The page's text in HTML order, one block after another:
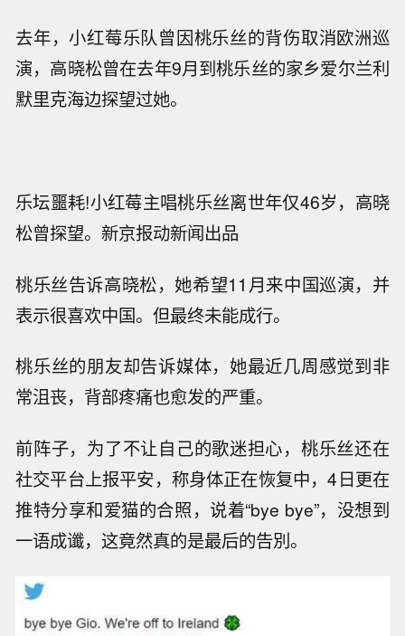
去年，小红莓乐队曾因桃乐丝的背伤取消欧洲巡
演，高晓松曾在去年9月到桃乐丝的家乡爱尔兰利
默里克海边探望过她。
乐坛噩耗!小红莓主唱桃乐丝离世年仅46岁，高晓
松曾探望。新京报动新闻出品
桃乐丝告诉高晓松，她希望11月来中国巡演，并
表示很喜欢中国。但最终未能成行。
桃乐丝的朋友却告诉媒体，她最近几周感觉到非
常沮丧，背部疼痛也愈发的严重。
前阵子，为了不让自己的歌迷担心，桃乐丝还在
社交平台上报平安，称身体正在恢复中，4日更在
推特分享和爱猫的合照，说着“bye bye”，没想到
一语成谶，这竟然真的是最后的告別。